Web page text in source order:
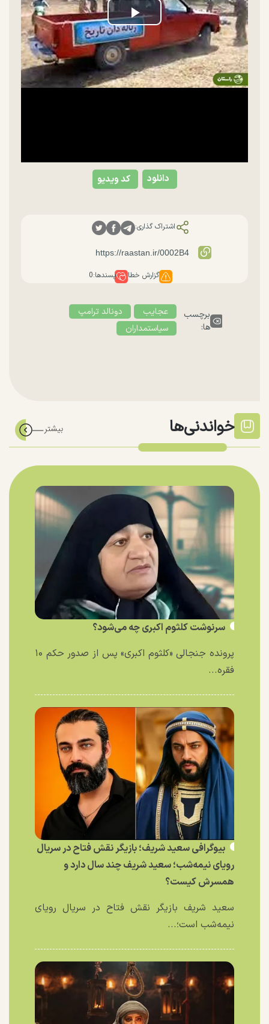
Play
Video
کد ویدیو دانلود
اشتراک گذاری:
گزارش خطا پسندها:0
برچسب
ها:
عجایب
دونالد ترامپ
سیاستمداران
خواندنی‌ها
سرنوشت کلثوم اکبری چه می‌شود؟
پرونده جنجالی «کلثوم اکبری» پس از صدور حکم ۱۰
فقره...
بیوگرافی سعید شریف؛ بازیگر نقش فتاح در سریال
رویای نیمه‌شب؛ سعید شریف چند سال دارد و
همسرش کیست؟
سعید شریف بازیگر نقش فتاح در سریال رویای
نیمه‌شب است؛...